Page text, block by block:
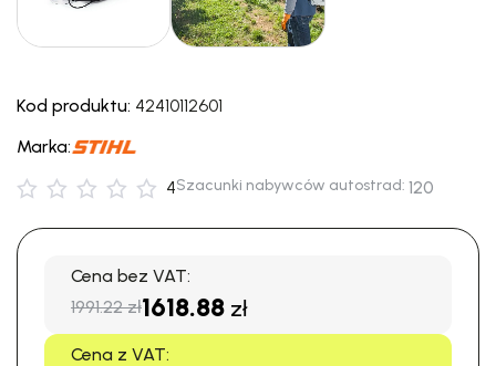
Kod produktu: 42410112601
Marka:
4Szacunki nabywców autostrad: 120
Cena bez VAT:
1991.22 zł1618.88 zł
Cena z VAT: